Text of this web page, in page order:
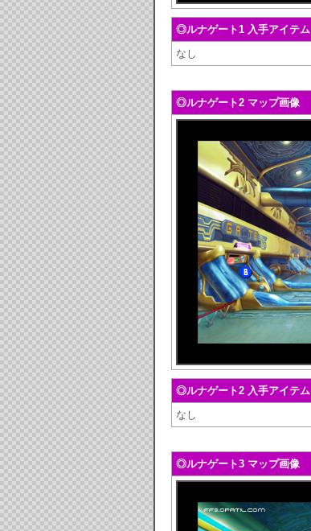
◎ルナゲート1 入手アイテム
なし
◎ルナゲート2 マップ画像
◎ルナゲート2 入手アイテム
なし
◎ルナゲート3 マップ画像